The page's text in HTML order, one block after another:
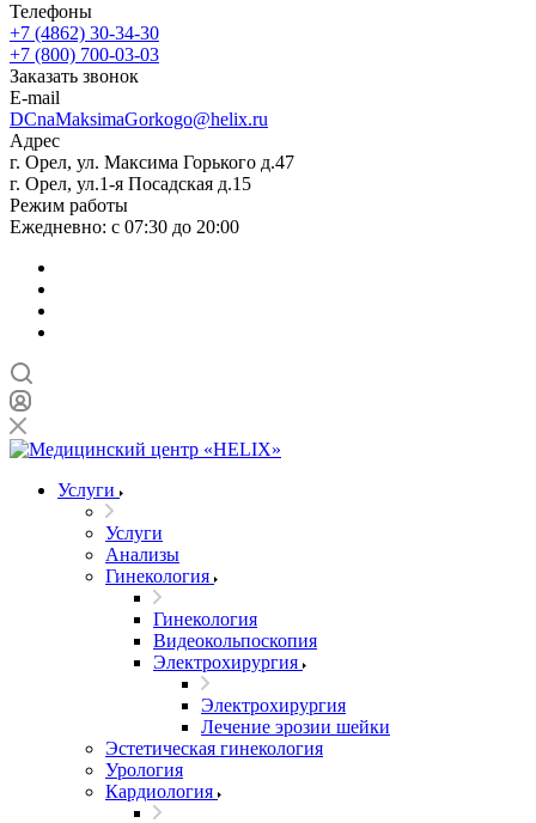
Телефоны
+7 (4862) 30-34-30
+7 (800) 700-03-03
Заказать звонок
E-mail
DCnaMaksimaGorkogo@helix.ru
Адрес
г. Орел, ул. Максима Горького д.47
г. Орел, ул.1-я Посадская д.15
Режим работы
Ежедневно: с 07:30 до 20:00
Услуги
Услуги
Анализы
Гинекология
Гинекология
Видеокольпоскопия
Электрохирургия
Электрохирургия
Лечение эрозии шейки
Эстетическая гинекология
Урология
Кардиология